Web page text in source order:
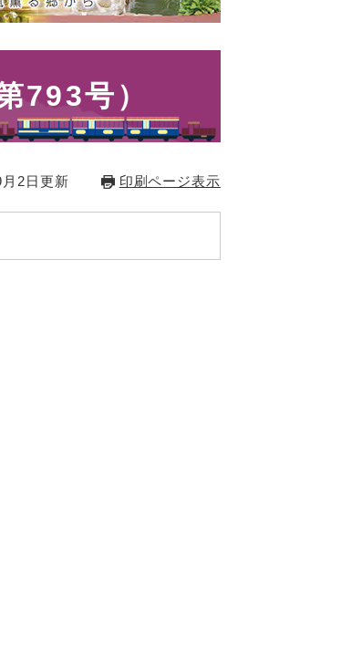
793号）
2日更新 印刷ページ表示